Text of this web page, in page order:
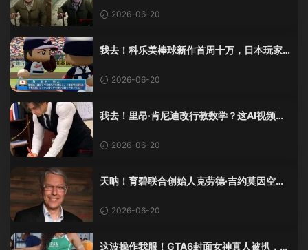
2026-06-20
我去！科乐美棒球新作首周十万，日本玩家
2026-06-20
我去！里昂·肯尼迪改行教数学？这AI视频全
2026-06-20
天呐！育碧联合创始人克劳德·吉约莫因空难
2026-06-20
这波操作我服！GTA6封面女神真人被扒，网